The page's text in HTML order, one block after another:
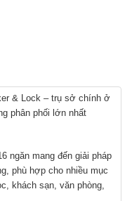
& Lock – trụ sở chính ở
phân phối lớn nhất
ngăn mang đến giải pháp
phù hợp cho nhiều mục
khách sạn, văn phòng,